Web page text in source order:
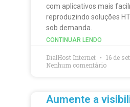
com aplicativos mais
reproduzindo soluções
sob demanda.
CONTINUAR LENDO
DialHost Internet
16 de
Nenhum comentário
Aumente a